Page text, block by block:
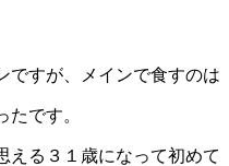
ですが、メインで食すのは
です。
える３１歳になって初めて